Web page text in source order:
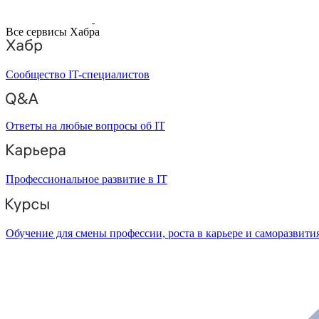
Все сервисы Хабра
Сообщество IT-специалистов
Ответы на любые вопросы об IT
Профессиональное развитие в IT
Обучение для смены профессии, роста в карьере и